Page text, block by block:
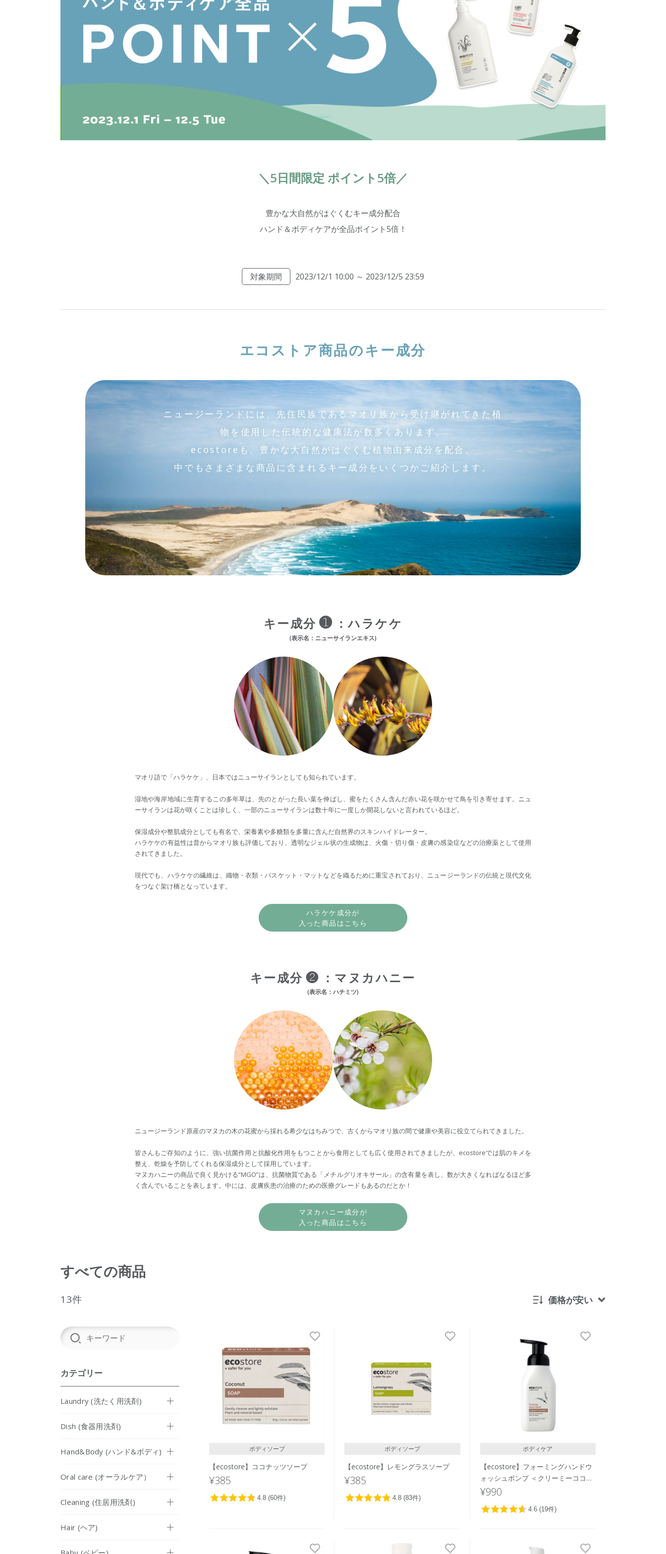
＼5日間限定 ポイント5倍／
豊かな大自然がはぐくむキー成分配合
ハンド＆ボディケアが全品ポイント5倍！
対象期間 2023/12/1 10:00 ～ 2023/12/5 23:59
エコストア商品のキー成分
ニュージーランドには、先住民族であるマオリ族から受け継がれてきた植
物を使用した伝統的な健康法が数多くあります。
ecostoreも、豊かな大自然がはぐくむ植物由来成分を配合。
中でもさまざまな商品に含まれるキー成分をいくつかご紹介します。
キー成分 ➊ ：ハラケケ
(表示名：ニューサイランエキス)
マオリ語で「ハラケケ」、日本ではニューサイランとしても知られています。
湿地や海岸地域に生育するこの多年草は、先のとがった長い葉を伸ばし、蜜をたくさん含んだ赤い花を咲かせて鳥を引き寄せます。ニュ
ーサイランは花が咲くことは珍しく、一部のニューサイランは数十年に一度しか開花しないと言われているほど。
保湿成分や整肌成分としても有名で、栄養素や多糖類を多量に含んだ自然界のスキンハイドレーター。
ハラケケの有益性は昔からマオリ族も評価しており、透明なジェル状の生成物は、火傷・切り傷・皮膚の感染症などの治療薬として使用
されてきました。
現代でも、ハラケケの繊維は、織物・衣類・バスケット・マットなどを織るために重宝されており、ニュージーランドの伝統と現代文化
をつなぐ架け橋となっています。
ハラケケ成分が
入った商品はこちら
キー成分 ❷ ：マヌカハニー
(表示名：ハチミツ)
ニュージーランド原産のマヌカの木の花蜜から採れる希少なはちみつで、古くからマオリ族の間で健康や美容に役立てられてきました。
皆さんもご存知のように、強い抗菌作用と抗酸化作用をもつことから食用としても広く使用されてきましたが、ecostoreでは肌のキメを
整え、乾燥を予防してくれる保湿成分として採用しています。
マヌカハニーの商品で良く見かける“MGO”は、抗菌物質である「メチルグリオキサール」の含有量を表し、数が大きくなればなるほど多
く含んでいることを表します。中には、皮膚疾患の治療のための医療グレードもあるのだとか！
マヌカハニー成分が
入った商品はこちら
すべての商品
13件 価格が安い
価格が安い
価格が高い
レビューが多い順
レビュー評価が高い順
人気順
カテゴリー
Laundry (洗たく用洗剤)
Dish (食器用洗剤)
Hand&Body (ハンド&ボディ)
Oral care (オーラルケア）
Cleaning (住居用洗剤)
Hair (ヘア)
ボディソープ
【ecostore】ココナッツソープ
¥385
ボディソープ
【ecostore】レモングラスソープ
¥385
ボディケア
【ecostore】フォーミングハンドウ
ォッシュポンプ ＜クリーミーココナ
ッツ＞ 250ｍL
¥990